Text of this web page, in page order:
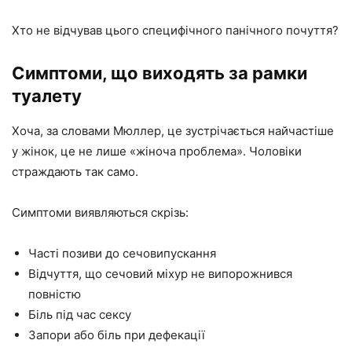
Хто не відчував цього специфічного панічного почуття?
Симптоми, що виходять за рамки
туалету
Хоча, за словами Мюллер, це зустрічається найчастіше
у жінок, це не лише «жіноча проблема». Чоловіки
страждають так само.
Симптоми виявляються скрізь:
Часті позиви до сечовипускання
Відчуття, що сечовий міхур не випорожнився
повністю
Біль під час сексу
Запори або біль при дефекації